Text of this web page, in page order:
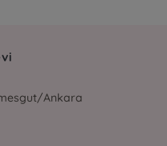
Ankara